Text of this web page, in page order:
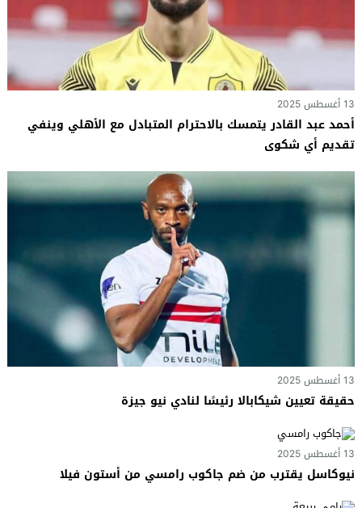
13 أغسطس 2025
أحمد عبد القادر يتمسك بالاحترام المتبادل مع الأهلي وينفي
تقديم أي شكوى
13 أغسطس 2025
حقيقة تعيين شيكابالا رئيسًا لنادي نيو جيزة
13 أغسطس 2025
نيوكاسل يقترب من ضم جاكوب رامسي من أستون فيلا